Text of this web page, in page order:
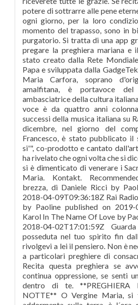
potere di sottrarre alle pene
ogni giorno, per la loro
momento del trapasso, sono in
purgatorio. Si tratta di una app
pregare la preghiera mariana e
stato creato dalla Rete
Papa e sviluppata dalla
Maria Carfora, soprano
amalfitana, è portavoce
ambasciatrice della cultura
voce è da quattro anni
successi della musica italiana su
dicembre, nel giorno del
Francesco, è stato pubblicato il
si'", co-prodotto e cantato
ha rivelato che ogni volta che si
si è dimenticato di venerare i
Maria. Kontakt.
brezza, di Daniele Ricci by
2018-04-09T09:36:18Z Rai
by Paoline published on 2019-
Karol In The Name Of Love by
2018-04-02T17:01:59Z
posseduta nel tuo spirito fin
rivolgevi a lei il pensiero. Non è
a particolari preghiere di
Recita questa preghiera se
continua oppressione, se senti
dentro di te. **PREGHIERA
NOTTE** O Vergine Maria,